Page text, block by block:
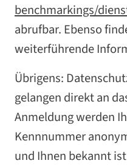
benchmarkings/
abrufbar. Ebenso
weiterführende
Übrigens:
gelangen direkt an
Anmeldung werden
Kennnummer
und Ihnen bekannt